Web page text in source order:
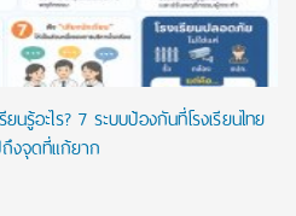
ยนรู้อะไร? 7 ระบบป้องกันที่โรงเรียนไทย
งจุดที่แก้ยาก